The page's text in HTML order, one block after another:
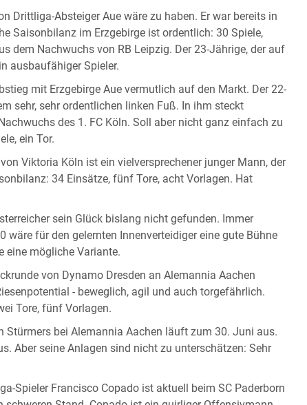
Drittliga-Absteiger Aue wäre zu haben. Er war bereits in
Saisonbilanz im Erzgebirge ist ordentlich: 30 Spiele,
dem Nachwuchs von RB Leipzig. Der 23-Jährige, der auf
ausbaufähiger Spieler.
mit Erzgebirge Aue vermutlich auf den Markt. Der 22-
sehr, sehr ordentlichen linken Fuß. In ihm steckt
des 1. FC Köln. Soll aber nicht ganz einfach zu
ein Tor.
Viktoria Köln ist ein vielversprechener junger Mann, der
34 Einsätze, fünf Tore, acht Vorlagen. Hat
sein Glück bislang nicht gefunden. Immer
wäre für den gelernten Innenverteidiger eine gute Bühne
eine mögliche Variante.
von Dynamo Dresden an Alemannia Aachen
- beweglich, agil und auch torgefährlich.
Tore, fünf Vorlagen.
Stürmers bei Alemannia Aachen läuft zum 30. Juni aus.
Aber seine Anlagen sind nicht zu unterschätzen: Sehr
Spieler Francisco Copado ist aktuell beim SC Paderborn